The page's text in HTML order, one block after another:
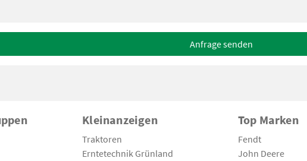
Anfrage senden
Kleinanzeigen
Traktoren
Erntetechnik Grünland
Top Marken
Fendt
John Deere